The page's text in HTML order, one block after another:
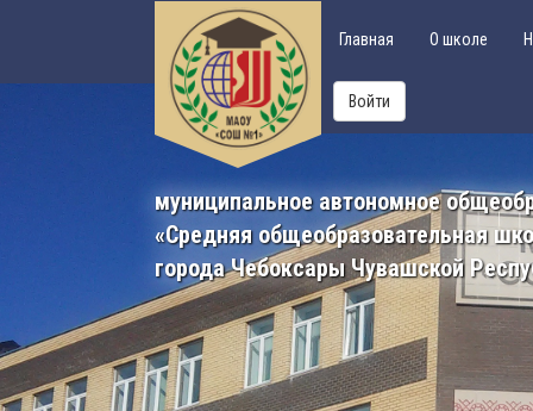
Главная О школе
Войти
муниципальное автономное
«Средняя общеобразовательная
города Чебоксары Чувашской